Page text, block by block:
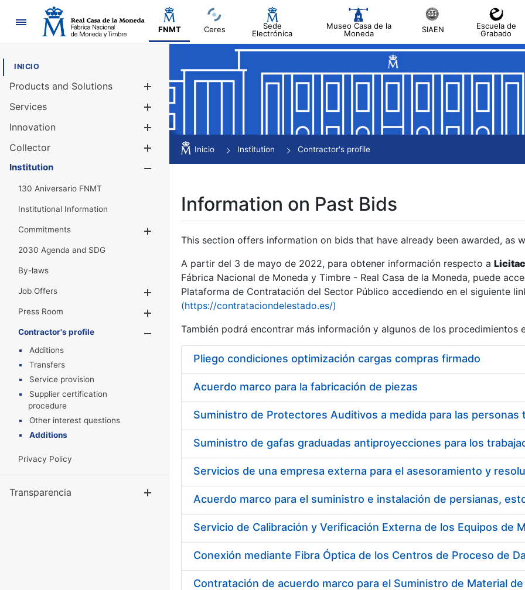
Navigation
FNMT Ceres
Sede
Electrónica
Museo Casa de la
Moneda
SIAEN
Escuela de
Grabado
INICIO
Products and Solutions
Services
Innovation
Collector
Show/Hide
Institution
130 Aniversario FNMT
Institutional Information
Commitments
2030 Agenda and SDG
By-laws
Job Offers
Show/Hide
Press Room
Show/Hide
Contractor's profile
Show/Hide
Additions
Transfers
Service provision
Supplier certification
procedure
Other interest questions
Additions
Privacy Policy
Transparencia Show/Hide
Inicio Institution Contractor's profile
Information on Past Bids
This section offers information on bids that have already been awarded, as
A partir del 3 de mayo de 2022, para obtener información respecto a
Fábrica Nacional de Moneda y Timbre - Real Casa de la Moneda, puede
Plataforma de Contratación del Sector Público accediendo en el siguiente
(https://contrataciondelestado.es/)
También podrá encontrar más información y algunos de los procedimientos
Pliego condiciones optimización cargas compras firmado
Acuerdo marco para la fabricación de piezas
Acuerdo marco para el suministro e instalación de persianas,